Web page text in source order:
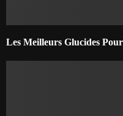
Les Meilleurs Glucides